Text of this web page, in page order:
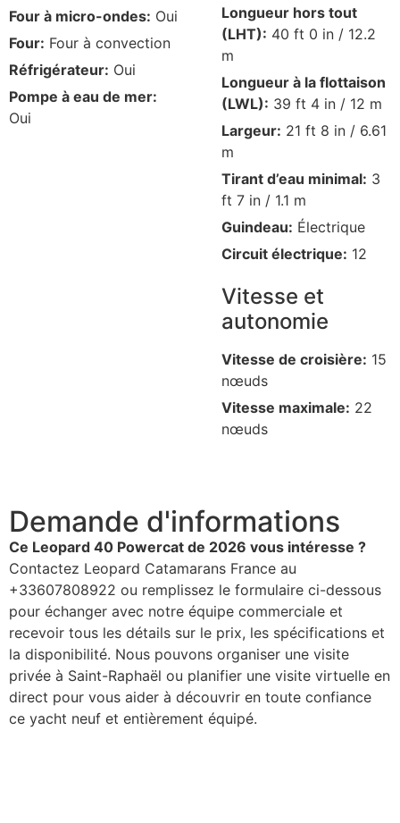
Four à micro-ondes: Oui
Four: Four à convection
Réfrigérateur: Oui
Pompe à eau de mer:
Oui
Longueur hors tout
(LHT): 40 ft 0 in / 12.2
m
Longueur à la flottaison
(LWL): 39 ft 4 in / 12 m
Largeur: 21 ft 8 in / 6.61
m
Tirant d’eau minimal: 3
ft 7 in / 1.1 m
Guindeau: Électrique
Circuit électrique: 12
Vitesse et
autonomie
Vitesse de croisière: 15
nœuds
Vitesse maximale: 22
nœuds
Demande d'informations
Ce Leopard 40 Powercat de 2026 vous intéresse ?
Contactez Leopard Catamarans France au
+33607808922 ou remplissez le formulaire ci-dessous
pour échanger avec notre équipe commerciale et
recevoir tous les détails sur le prix, les spécifications et
la disponibilité. Nous pouvons organiser une visite
privée à Saint-Raphaël ou planifier une visite virtuelle en
direct pour vous aider à découvrir en toute confiance
ce yacht neuf et entièrement équipé.